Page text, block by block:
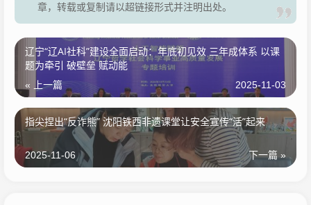
章，转载或复制请以超链接形式并注明出处。
辽宁“辽AI社科”建设全面启动：年底初见效 三年成体系 以课
题为牵引 破壁垒 赋动能
« 上一篇 2025-11-03
指尖捏出“反诈熊” 沈阳铁西非遗课堂让安全宣传“活”起来
下一篇 »
2025-11-06